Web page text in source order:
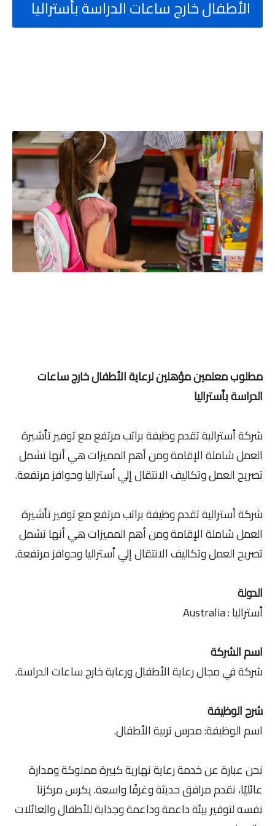
الأطفال خارج ساعات الدراسة بأستراليا
مطلوب معلمين مؤهلين لرعاية الأطفال خارج ساعات
الدراسة بأستراليا
شركة أسترالية تقدم وظيفة براتب مرتفع مع توفير تأشيرة
العمل شاملة الإقامة ومن أهم المميزات هي أنها تشمل
تصريح العمل وتكاليف الانتقال إلي أستراليا وحوافز مرتفعة.
شركة أسترالية تقدم وظيفة براتب مرتفع مع توفير تأشيرة
العمل شاملة الإقامة ومن أهم المميزات هي أنها تشمل
تصريح العمل وتكاليف الانتقال إلي أستراليا وحوافز مرتفعة.
الدولة
أستراليا : Australia
اسم الشركة
شركة في مجال رعاية الأطفال ورعاية خارج ساعات الدراسة.
شرح الوظيفة
اسم الوظيفة: مدرس تربية الأطفال.
نحن عبارة عن خدمة رعاية نهارية كبيرة مملوكة ومدارة
عائليًا، نقدم مرافق حديثة وغرفًا واسعة. يكرس مركزنا
نفسه لتوفير بيئة داعمة وداعمة وجذابة للأطفال والعائلات